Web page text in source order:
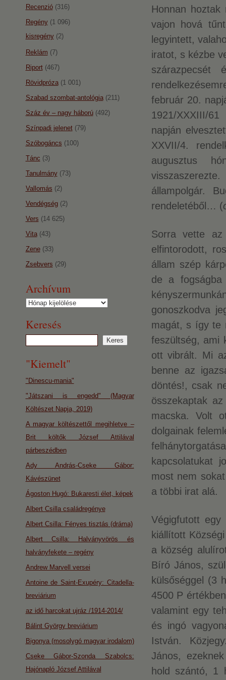
Honnan
vajon hová
legyintett,
iratot, s kézbe
szárazpecsét
február 20.
1921/XXXIII/
napján
XXVII/4.
augusztus
állampolgár.
rendeletéből… (
Sorra vette
elfintorodott,
állam szép
de a
gonoszkodva
magát, s így te
feszültség, ami
ott vibrált. Mi
benne az
döntés!, csak
összekaptak
macska. Volt
dolgainak
kapcsolatukat
most nem
a többi irat alá.
Végigfutott egy
kiállított
a község
Bíró János,
külsőséggel (3
4500 P
valamint egy
és ingó
István.
János,
hold szántó, 1
Recenzió(316)
Regény(1 096)
kisregény(2)
Reklám (7)
Riport(467)
Rövidpróza(1 001)
Szabad szombat-antológia(211)
Száz év – nagy háború(492)
Színpadi jelenet(79)
Szóbogáncs (100)
Tánc (3)
Tanulmány(73)
Vallomás (2)
Vendégség(2)
Vers (14 625)
Vita(43)
Zene(33)
Zsebvers (29)
Archívum
Archívum
Keresés
"Kiemelt"
"Dinescu-mania"
"Játszani is engedd" (Magyar
Költészet Napja, 2019)
A magyar költészettől megihletve –
Brit költők József Attilával
párbeszédben
Ady András-Cseke Gábor:
Kávészünet
Ágoston Hugó: Bukaresti élet, képek
Albert Csilla családregénye
Albert Csilla: Fényes tisztás (dráma)
Albert Csilla: Halványvörös és
halványfekete – regény
Andrew Marvell versei
Antoine de Saint-Exupéry: Citadella-
breviárium
az idő harcokat ujráz /1914-2014/
Bálint György breviárium
Bigonya (mosolygó magyar irodalom)
Cseke Gábor-Szonda Szabolcs:
Hajónapló József Attilával